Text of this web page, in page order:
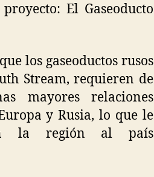
El Gaseoducto
los gaseoductos rusos
Stream, requieren de
mayores relaciones
y Rusia, lo que le
la región al país